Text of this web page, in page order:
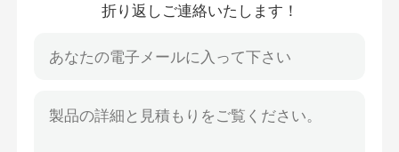
折り返しご連絡いたします！